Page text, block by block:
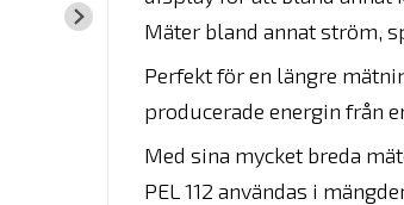
Mäter bland annat ström,
Perfekt för en längre
producerade energin från
Med sina mycket breda
PEL 112 användas i